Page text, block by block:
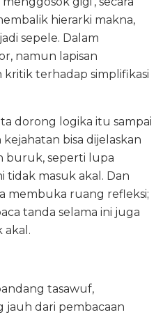
hierarki makna,
sepele. Dalam
namun lapisan
terhadap simplifikasi
dorong logika itu sampai
bisa dijelaskan
buruk, seperti lupa
tidak masuk akal. Dan
membuka ruang refleksi;
tanda selama ini juga
akal.
tasawuf,
jauh dari pembacaan